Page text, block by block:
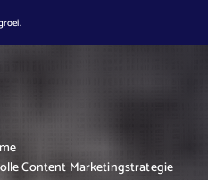
Content Marketingstrategie